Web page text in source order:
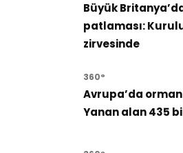
Büyük
patlaması:
zirvesinde
360°
Avrupa’da
Yanan alan 435